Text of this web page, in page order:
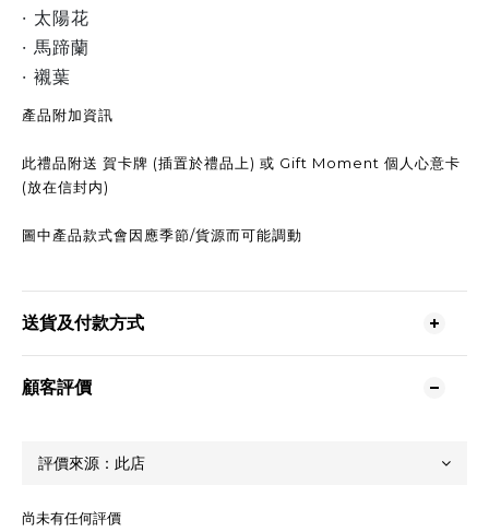
· 太陽花
· 馬蹄蘭
· 襯葉
產品附加資訊
此禮品附送 賀卡牌 (插置於禮品上) 或 Gift Moment 個人心意卡
(放在信封内)
圖中產品款式會因應季節/貨源而可能調動
送貨及付款方式
顧客評價
尚未有任何評價